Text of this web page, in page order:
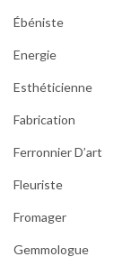
Ébéniste
Energie
Esthéticienne
Fabrication
Ferronnier D’art
Fleuriste
Fromager
Gemmologue